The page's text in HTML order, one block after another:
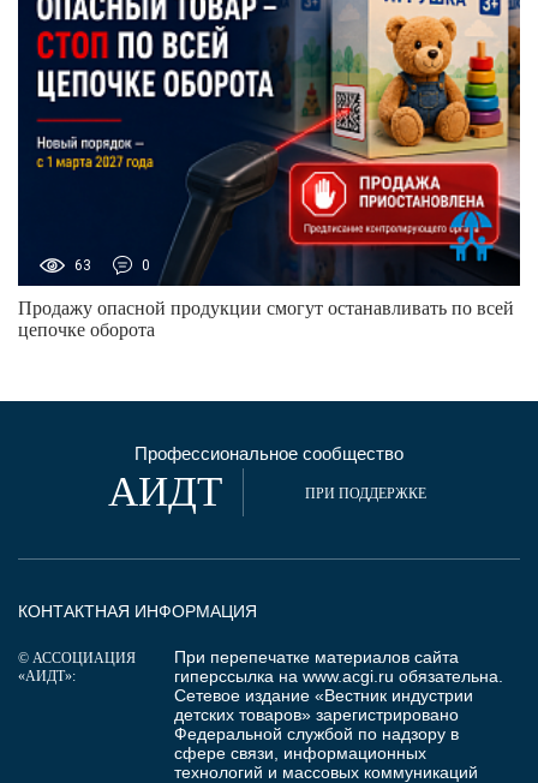
63 0
Продажу опасной продукции смогут останавливать по всей
цепочке оборота
Профессиональное сообщество
АИДТ ПРИ ПОДДЕРЖКЕ
КОНТАКТНАЯ ИНФОРМАЦИЯ
© АССОЦИАЦИЯ
«АИДТ»:
При перепечатке материалов сайта
гиперссылка на www.acgi.ru обязательна.
Сетевое издание «Вестник индустрии
детских товаров» зарегистрировано
Федеральной службой по надзору в
сфере связи, информационных
технологий и массовых коммуникаций